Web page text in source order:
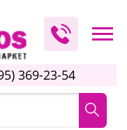
369-23-54